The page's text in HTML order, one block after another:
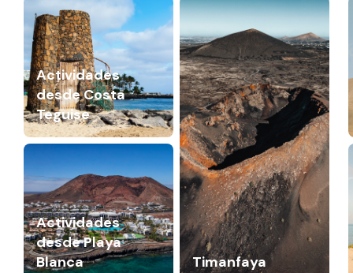
Actividades
desde Costa
Teguise
Timanfaya
Actividades
desde Playa
Blanca